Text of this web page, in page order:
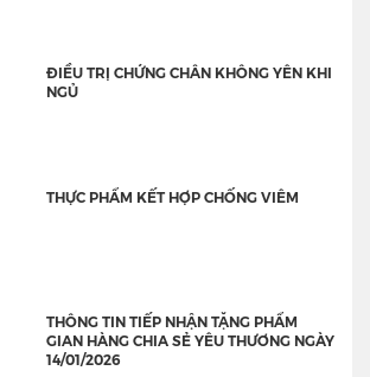
ĐIỀU TRỊ CHỨNG CHÂN KHÔNG YÊN KHI
NGỦ
THỰC PHẨM KẾT HỢP CHỐNG VIÊM
THÔNG TIN TIẾP NHẬN TẶNG PHẨM
GIAN HÀNG CHIA SẺ YÊU THƯƠNG NGÀY
14/01/2026